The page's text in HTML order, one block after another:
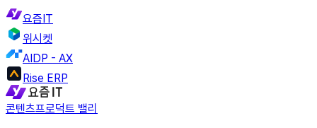
요즘IT
위시켓
AIDP - AX
Rise ERP
콘텐츠프로덕트 밸리